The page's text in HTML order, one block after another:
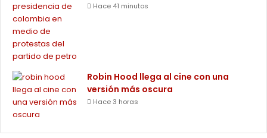
Hace 41 minutos
Robin Hood llega al cine con una
versión más oscura
Hace 3 horas